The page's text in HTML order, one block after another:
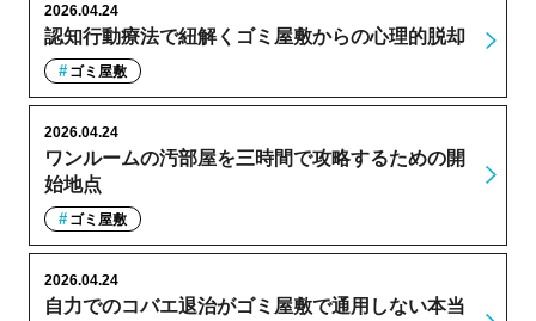
認知行動療法で紐解くゴミ屋敷からの心理的脱却
2026.04.24
ゴミ屋敷
ワンルームの汚部屋を三時間で攻略するための開
始地点
2026.04.24
ゴミ屋敷
自力でのコバエ退治がゴミ屋敷で通用しない本当
2026.04.24